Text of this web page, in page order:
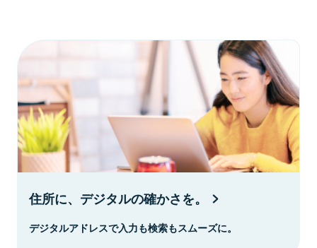
住所に、デジタルの確かさを。
デジタルアドレスで入力も検索もスムーズに。